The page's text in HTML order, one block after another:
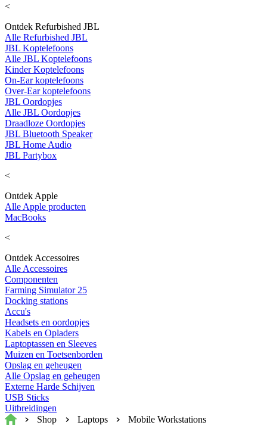
<
Ontdek Refurbished JBL
Alle Refurbished JBL
JBL Koptelefoons
Alle JBL Koptelefoons
Kinder Koptelefoons
On-Ear koptelefoons
Over-Ear koptelefoons
JBL Oordopjes
Alle JBL Oordopjes
Draadloze Oordopjes
JBL Bluetooth Speaker
JBL Home Audio
JBL Partybox
<
Ontdek Apple
Alle Apple producten
MacBooks
<
Ontdek Accessoires
Alle Accessoires
Componenten
Farming Simulator 25
Docking stations
Accu's
Headsets en oordopjes
Kabels en Opladers
Laptoptassen en Sleeves
Muizen en Toetsenborden
Opslag en geheugen
Alle Opslag en geheugen
Externe Harde Schijven
USB Sticks
Uitbreidingen
Home
Shop Laptops
Mobile Workstations